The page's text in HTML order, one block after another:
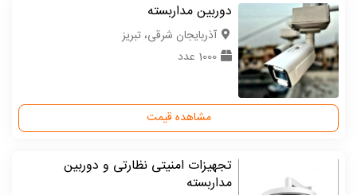
دوربین مداربسته
آذربایجان شرقی، تبریز
1000 عدد
مشاهده قیمت
تجهیزات امنیتی نظارتی و دوربین
مداربسته